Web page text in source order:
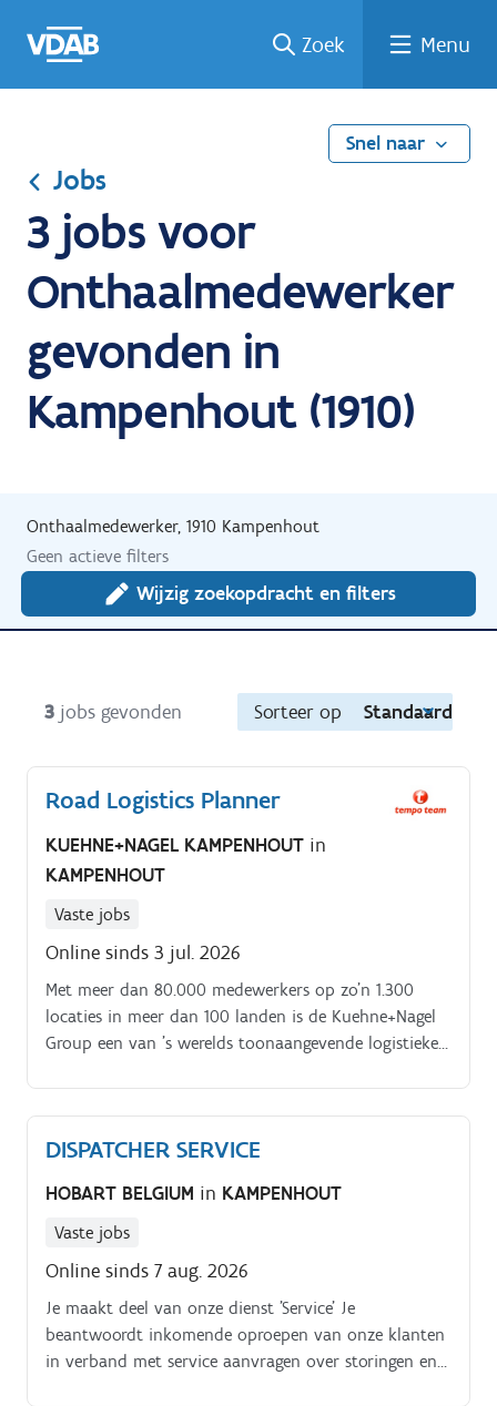
naar
een
een
job
naar
Zoek Menu
Snel naar
Jobs
3 jobs voor
Onthaalmedewerker
gevonden in
Kampenhout (1910)
Onthaalmedewerker, 1910 Kampenhout
Geen actieve filters
Wijzig zoekopdracht en filters
3 jobs gevonden Sorteer op Standaard
Road Logistics Planner
KUEHNE+NAGEL KAMPENHOUT in
KAMPENHOUT
Vaste jobs
Online sinds 3 jul. 2026
Met meer dan 80.000 medewerkers op zo'n 1.300
locaties in meer dan 100 landen is de Kuehne+Nagel
Group een van 's werelds toonaangevende logistieke
gelijke kansen en zetten we ons in voor diversiteit in
onze teams met betrekking tot mensen met een
handicap.
DISPATCHER SERVICE
HOBART BELGIUM in KAMPENHOUT
Vaste jobs
Online sinds 7 aug. 2026
Je maakt deel van onze dienst 'Service' Je
beantwoordt inkomende oproepen van onze klanten
in verband met service aanvragen over storingen en